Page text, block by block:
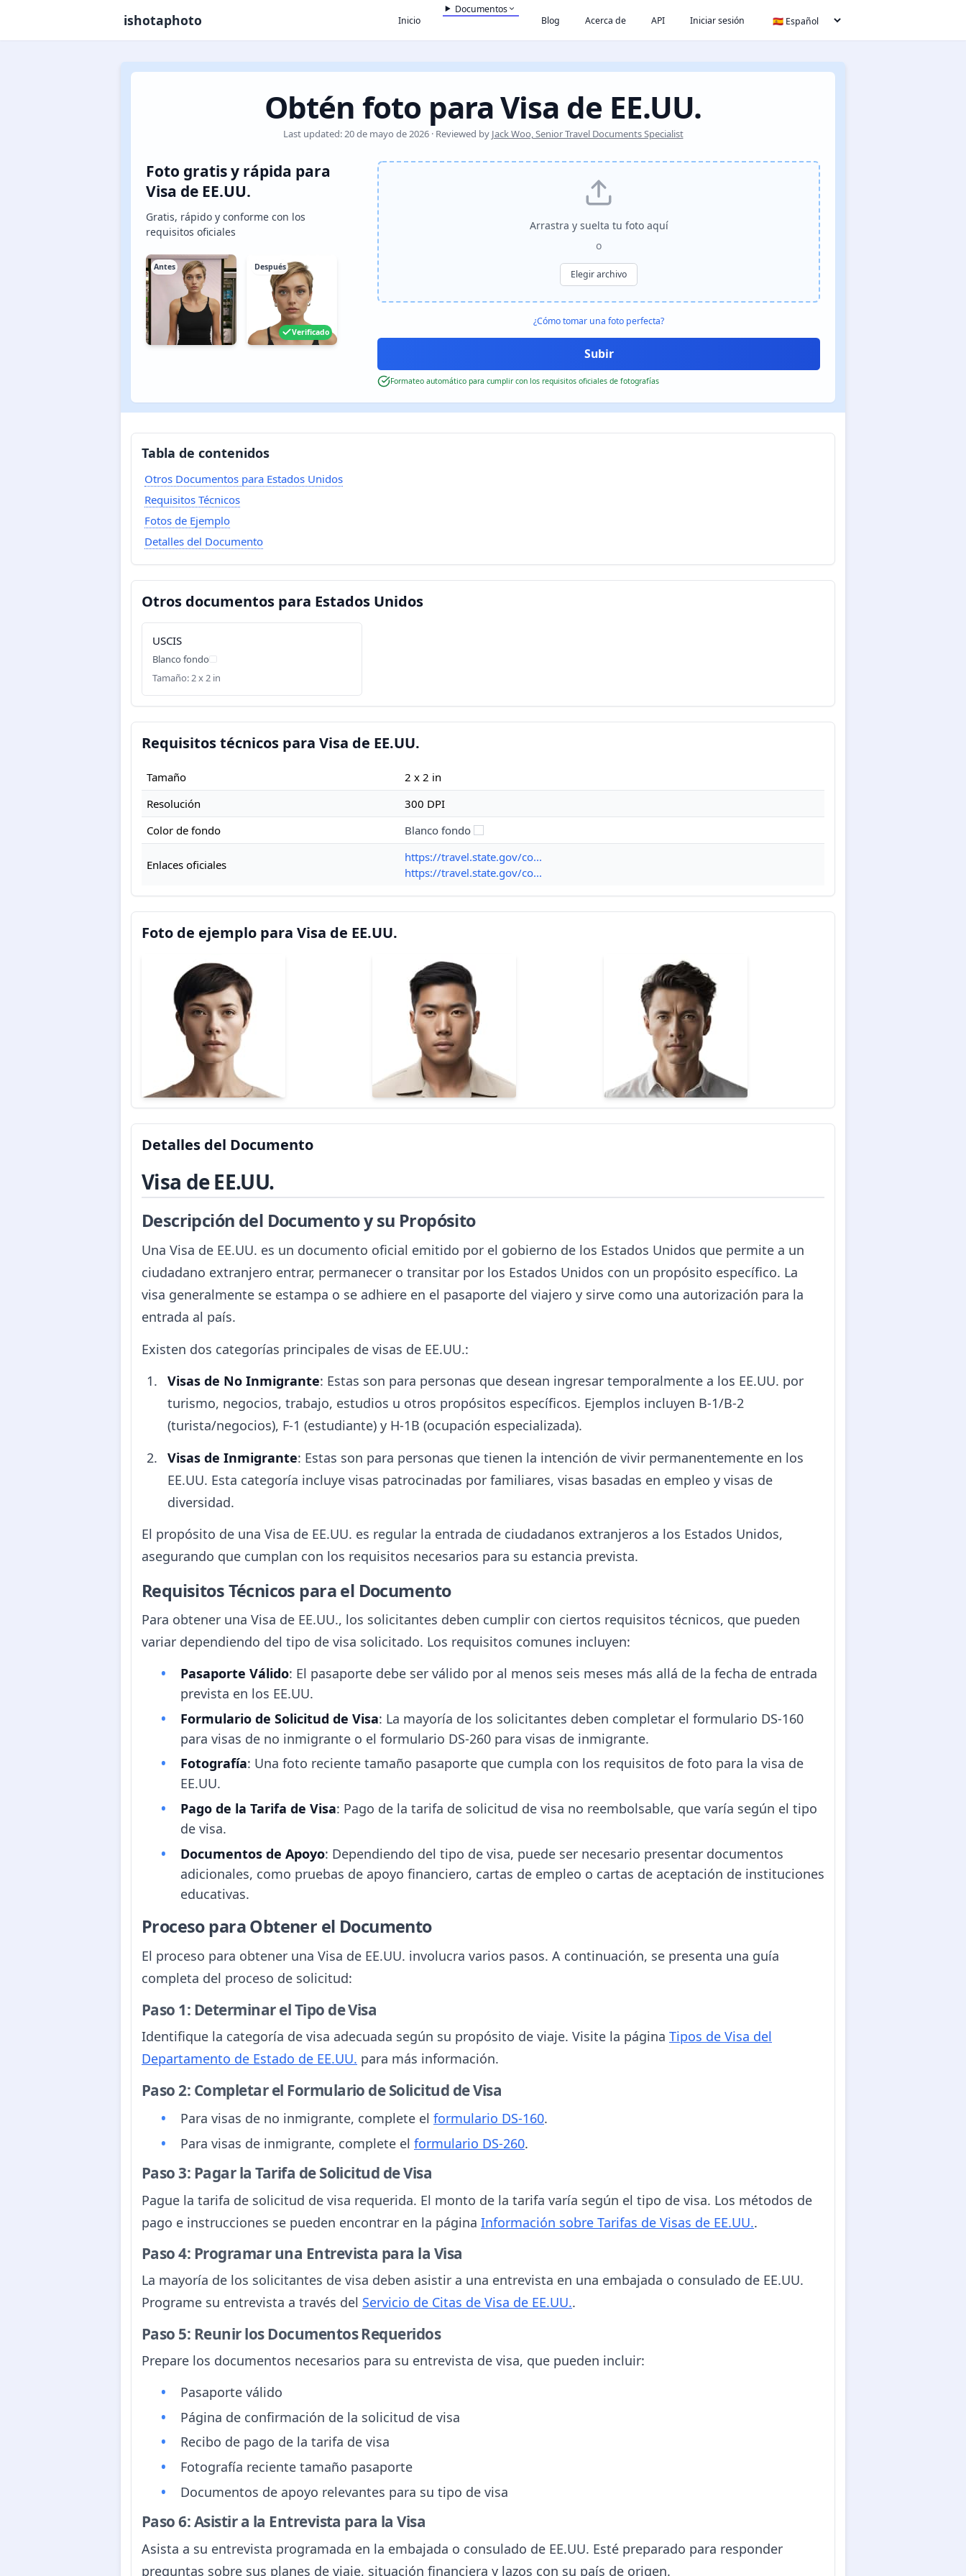
ishotaphoto Inicio
Documentos
Blog
Acerca de API Iniciar sesión
Obtén foto para Visa de EE.UU.
Last updated: 20 de mayo de 2026 · Reviewed by Jack Woo, Senior Travel Documents Specialist
Foto gratis y rápida para
Visa de EE.UU.
Gratis, rápido y conforme con los
requisitos oficiales
Antes Después
Verificado
Arrastra y suelta tu foto aquí
o
Elegir archivo
¿Cómo tomar una foto perfecta?
Formateo automático para cumplir con los requisitos oficiales de fotografías
Tabla de contenidos
Otros Documentos para Estados Unidos
Requisitos Técnicos
Fotos de Ejemplo
Detalles del Documento
Otros documentos para Estados Unidos
USCIS
Blanco fondo
Tamaño: 2 x 2 in
Requisitos técnicos para Visa de EE.UU.
Tamaño
2 x 2 in
Resolución
300 DPI
Color de fondo
Blanco fondo
Enlaces oficiales
https://travel.state.gov/co...
https://travel.state.gov/co...
Foto de ejemplo para Visa de EE.UU.
Detalles del Documento
Visa de EE.UU.
Descripción del Documento y su Propósito
Una Visa de EE.UU. es un documento oficial emitido por el gobierno de los Estados Unidos que permite a un
ciudadano extranjero entrar, permanecer o transitar por los Estados Unidos con un propósito específico. La
visa generalmente se estampa o se adhiere en el pasaporte del viajero y sirve como una autorización para la
entrada al país.
Existen dos categorías principales de visas de EE.UU.:
Visas de No Inmigrante: Estas son para personas que desean ingresar temporalmente a los EE.UU. por
turismo, negocios, trabajo, estudios u otros propósitos específicos. Ejemplos incluyen B-1/B-2
(turista/negocios), F-1 (estudiante) y H-1B (ocupación especializada).
Visas de Inmigrante: Estas son para personas que tienen la intención de vivir permanentemente en los
EE.UU. Esta categoría incluye visas patrocinadas por familiares, visas basadas en empleo y visas de
diversidad.
El propósito de una Visa de EE.UU. es regular la entrada de ciudadanos extranjeros a los Estados Unidos,
asegurando que cumplan con los requisitos necesarios para su estancia prevista.
Requisitos Técnicos para el Documento
Para obtener una Visa de EE.UU., los solicitantes deben cumplir con ciertos requisitos técnicos, que pueden
variar dependiendo del tipo de visa solicitado. Los requisitos comunes incluyen:
Pasaporte Válido: El pasaporte debe ser válido por al menos seis meses más allá de la fecha de entrada
prevista en los EE.UU.
Formulario de Solicitud de Visa: La mayoría de los solicitantes deben completar el formulario DS-160
para visas de no inmigrante o el formulario DS-260 para visas de inmigrante.
Fotografía: Una foto reciente tamaño pasaporte que cumpla con los requisitos de foto para la visa de
EE.UU.
Pago de la Tarifa de Visa: Pago de la tarifa de solicitud de visa no reembolsable, que varía según el tipo
de visa.
Documentos de Apoyo: Dependiendo del tipo de visa, puede ser necesario presentar documentos
adicionales, como pruebas de apoyo financiero, cartas de empleo o cartas de aceptación de instituciones
educativas.
Proceso para Obtener el Documento
El proceso para obtener una Visa de EE.UU. involucra varios pasos. A continuación, se presenta una guía
completa del proceso de solicitud:
Paso 1: Determinar el Tipo de Visa
Identifique la categoría de visa adecuada según su propósito de viaje. Visite la página Tipos de Visa del
Departamento de Estado de EE.UU. para más información.
Paso 2: Completar el Formulario de Solicitud de Visa
Para visas de no inmigrante, complete el formulario DS-160.
Para visas de inmigrante, complete el formulario DS-260.
Paso 3: Pagar la Tarifa de Solicitud de Visa
Pague la tarifa de solicitud de visa requerida. El monto de la tarifa varía según el tipo de visa. Los métodos de
pago e instrucciones se pueden encontrar en la página Información sobre Tarifas de Visas de EE.UU..
Paso 4: Programar una Entrevista para la Visa
La mayoría de los solicitantes de visa deben asistir a una entrevista en una embajada o consulado de EE.UU.
Programe su entrevista a través del Servicio de Citas de Visa de EE.UU..
Paso 5: Reunir los Documentos Requeridos
Prepare los documentos necesarios para su entrevista de visa, que pueden incluir:
Pasaporte válido
Página de confirmación de la solicitud de visa
Recibo de pago de la tarifa de visa
Fotografía reciente tamaño pasaporte
Documentos de apoyo relevantes para su tipo de visa
Paso 6: Asistir a la Entrevista para la Visa
Asista a su entrevista programada en la embajada o consulado de EE.UU. Esté preparado para responder
preguntas sobre sus planes de viaje, situación financiera y lazos con su país de origen.